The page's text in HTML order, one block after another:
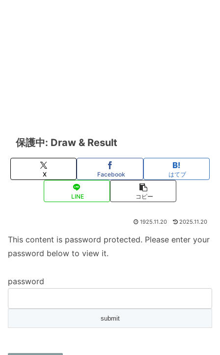
保護中: Draw & Result
X Facebook はてブ
LINE コピー
1925.11.20 2025.11.20
This content is password protected. Please enter your
password below to view it.
password